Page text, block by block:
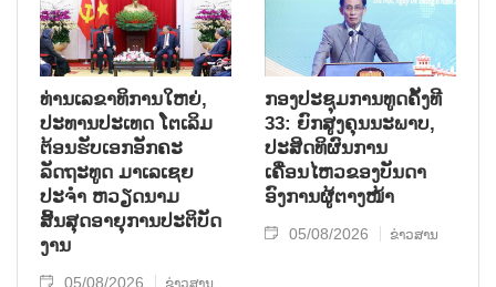
ທ່ານເລຂາທິການໃຫຍ່,
ປະທານປະເທດ ໂຕເລິມ
ຕ້ອນຮັບເອກອັກຄະ
ລັດຖະທູດ ມາເລເຊຍ
ປະຈຳ ຫວຽດນາມ
ສິ້ນສຸດອາຍຸການປະຕິບັດ
ງານ
05/08/2026 ຂ່າວສານ
ກອງປະຊຸມການທູດຄັ້ງທີ
33: ຍົກສູງຄຸນນະພາບ,
ປະສິດທິຜົນການ
ເຄື່ອນໄຫວຂອງບັນດາ
ອົງການຜູ້ຕາງໜ້າ
05/08/2026 ຂ່າວສານ